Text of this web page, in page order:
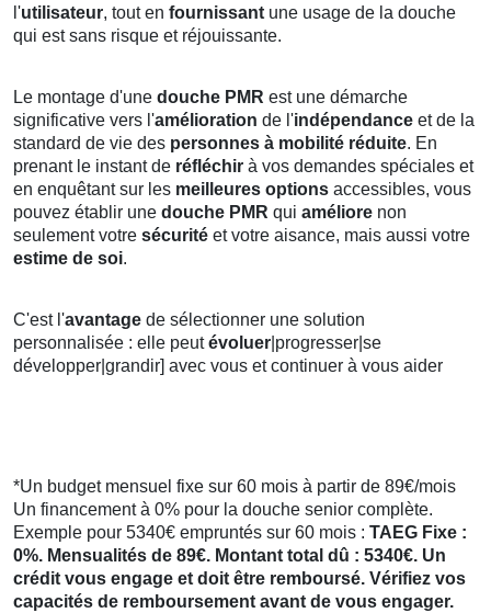
l'utilisateur, tout en fournissant une usage de la douche
qui est sans risque et réjouissante.
Le montage d'une douche PMR est une démarche
significative vers l'amélioration de l'indépendance et de la
standard de vie des personnes à mobilité réduite. En
prenant le instant de réfléchir à vos demandes spéciales et
en enquêtant sur les meilleures options accessibles, vous
pouvez établir une douche PMR qui améliore non
seulement votre sécurité et votre aisance, mais aussi votre
estime de soi.
C'est l'avantage de sélectionner une solution
personnalisée : elle peutévoluer |progresser|se
développer|grandir] avec vous et continuer à vous aider
*Un budget mensuel fixe sur 60 mois à partir de 89€/mois
Un financement à 0% pour la douche senior complète.
Exemple pour 5340€ empruntés sur 60 mois : TAEG Fixe :
0%. Mensualités de 89€. Montant total dû : 5340€. Un
crédit vous engage et doit être remboursé. Vérifiez vos
capacités de remboursement avant de vous engager.